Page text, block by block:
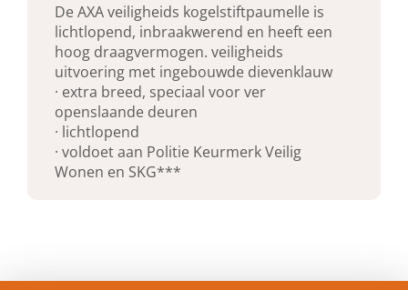
De AXA veiligheids kogelstiftpaumelle is
lichtlopend, inbraakwerend en heeft een
hoog draagvermogen. veiligheids
uitvoering met ingebouwde dievenklauw
· extra breed, speciaal voor ver
openslaande deuren
· lichtlopend
· voldoet aan Politie Keurmerk Veilig
Wonen en SKG***
Hoogte
175 mm, 89 mm
Dikte
3 mm
Keurmerk